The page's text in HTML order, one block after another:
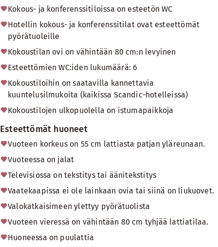
Kokous- ja konferenssitiloissa on esteetön WC
Hotellin kokous- ja konferenssitilat ovat esteettömät
pyörätuoleille
Kokoustilan ovi on vähintään 80 cm:n levyinen
Esteettömien WC:iden lukumäärä: 6
Kokoustiloihin on saatavilla kannettavia
kuuntelusilmukoita (kaikissa Scandic-hotelleissa)
Kokoustilojen ulkopuolella on istumapaikkoja
Esteettömät huoneet
Vuoteen korkeus on 55 cm lattiasta patjan yläreunaan.
Vuoteessa on jalat
Televisiossa on tekstitys tai äänitekstitys
Vaatekaapissa ei ole lainkaan ovia tai siinä on liukuovet.
Valokatkaisimeen ylettyy pyörätuolista
Vuoteen vieressä on vähintään 80 cm tyhjää lattiatilaa.
Huoneessa on puulattia